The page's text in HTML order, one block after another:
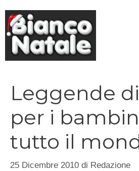
contenuto
Leggende
per i
tutto il
25 Dicembre 2010 di Redazione